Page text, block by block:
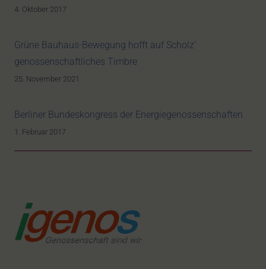
4. Oktober 2017
Grüne Bauhaus-Bewegung hofft auf Scholz‘
genossenschaftliches Timbre
25. November 2021
Berliner Bundeskongress der Energiegenossenschaften
1. Februar 2017